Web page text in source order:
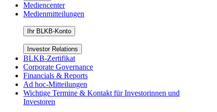
Mediencenter
Medienmitteilungen
Ihr BLKB-Konto
Investor Relations
BLKB-Zertifikat
Corporate Governance
Financials & Reports
Ad hoc-Mitteilungen
Wichtige Termine & Kontakt für Investorinnen und
Investoren